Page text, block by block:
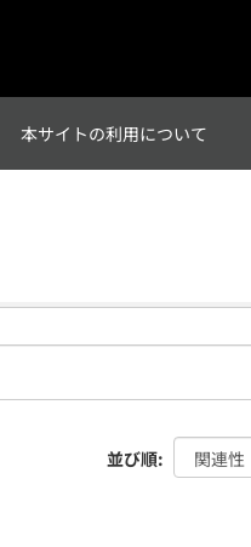
本サイトの利用について
並び順